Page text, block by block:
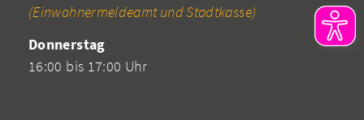
(Einwohnermeldeamt und Stadtkasse)
Donnerstag
16:00 bis 17:00 Uhr